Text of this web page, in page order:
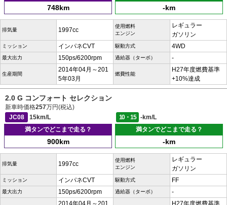
748km -km
排気量 1997cc
使用燃料
エンジン
レギュラー
ガソリン
ミッション インパネCVT 駆動方式 4WD
最大出力 150ps/6200rpm 過給器（ターボ） -
生産期間
2014年04月～201
5年03月
燃費性能
H27年度燃費基準
+10%達成
2.0 G コンフォート セレクション
新車時価格257万円(税込)
JC08
15km/L 10・15
-km/L
満タンでどこまで走る？
900km
満タンでどこまで走る？
-km
排気量 1997cc
使用燃料
エンジン
レギュラー
ガソリン
ミッション インパネCVT 駆動方式 FF
最大出力 150ps/6200rpm 過給器（ターボ）
-